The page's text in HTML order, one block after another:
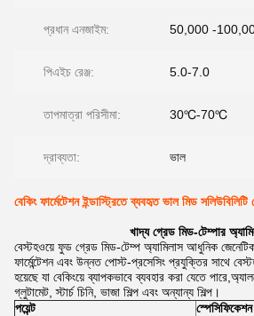
প্রধান এনজাইম: 50,000 -
পিএইচ রেঞ্জ: 5.0-7.0
তাপমাত্রা পরিসীমা: 30℃-70℃
দ্রাব্যতা: ভাল
বেকিং ফার্মেটেশন ইন্ডাস্ট্রিতে ব্যবহৃত ভাল মিড সলিউবিলিটি
খাদ্য গ্রেড মিড-টেম্পার
বেস্টহওয়ে ফুড গ্রেড মিড-টেম্প অ্যামিলাস আধুনিক জেনেটিক
ফার্মেন্টেশন এবং উন্নত পোস্ট-প্রসেসিং প্রযুক্তির সাথে
হয়েছে যা বেকিংয়ে ব্যাপকভাবে ব্যবহার করা যেতে
গ্লুটামেট, স্টার্চ চিনি, ভাজা শিল্প এবং অন্যান্য শিল্প।
পয়েন্ট
স্পেসিফিকেশন